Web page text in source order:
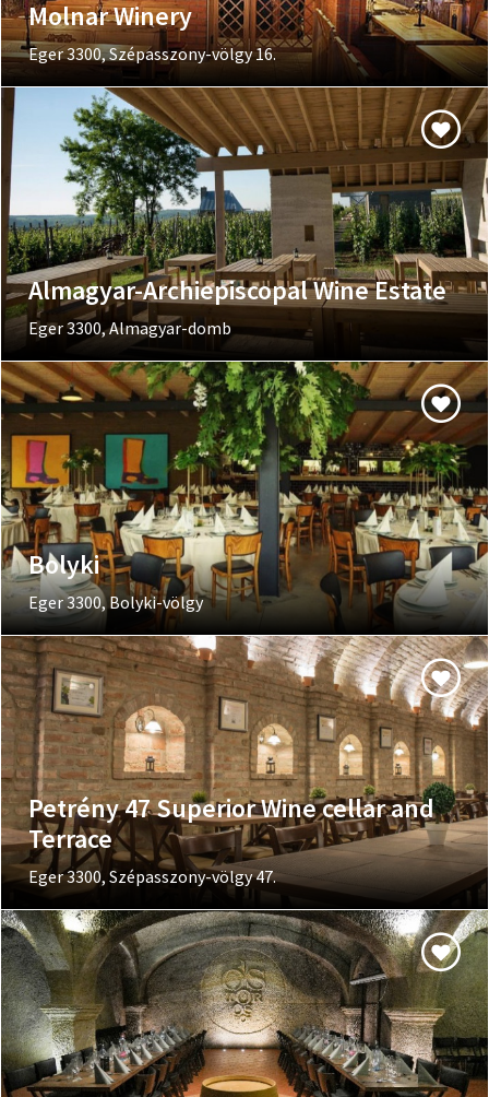
Molnar Winery
Eger 3300, Szépasszony-völgy 16.
Almagyar-Archiepiscopal Wine Estate
Eger 3300, Almagyar-domb
Bolyki
Eger 3300, Bolyki-völgy
Petrény 47 Superior Wine cellar and
Terrace
Eger 3300, Szépasszony-völgy 47.